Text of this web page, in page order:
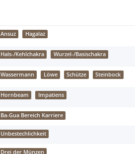
Ansuz Hagalaz
Hals-/Kehlchakra Wurzel-/Basischakra
Wassermann Löwe Schütze Steinbock
Hornbeam Impatiens
Ba-Gua Bereich Karriere
Unbestechlichkeit
Drei der Münzen